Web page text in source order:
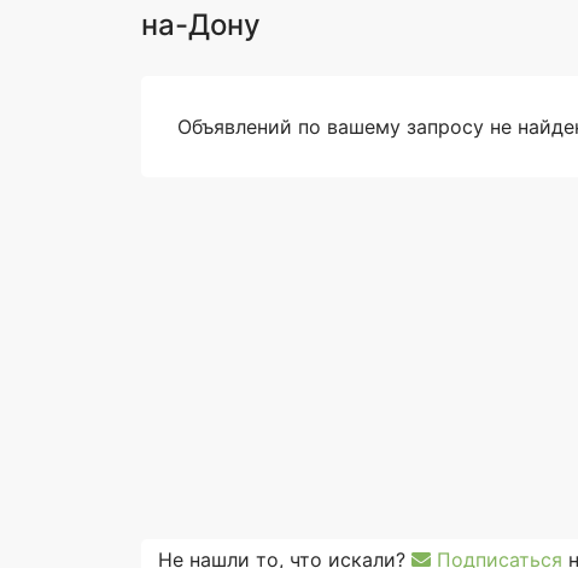
на-Дону
Объявлений по вашему запросу не
Не нашли то, что искали? Подписаться